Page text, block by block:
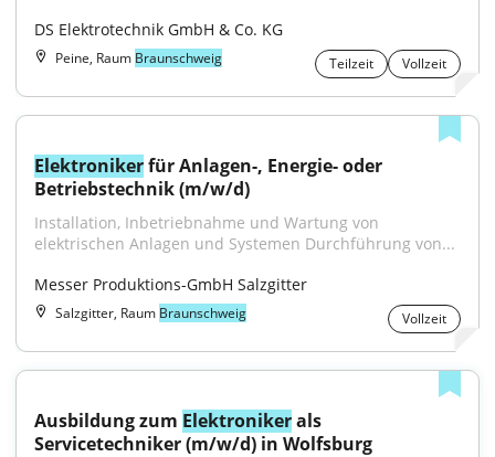
DS Elektrotechnik GmbH & Co. KG
Peine, Raum Braunschweig Teilzeit Vollzeit
Elektroniker für Anlagen-, Energie- oder
Betriebstechnik (m/w/d)
Installation, Inbetriebnahme und Wartung von
elektrischen Anlagen und Systemen Durchführung von...
Messer Produktions-GmbH Salzgitter
Salzgitter, Raum Braunschweig Vollzeit
Ausbildung zum Elektroniker als
Servicetechniker (m/w/d) in Wolfsburg